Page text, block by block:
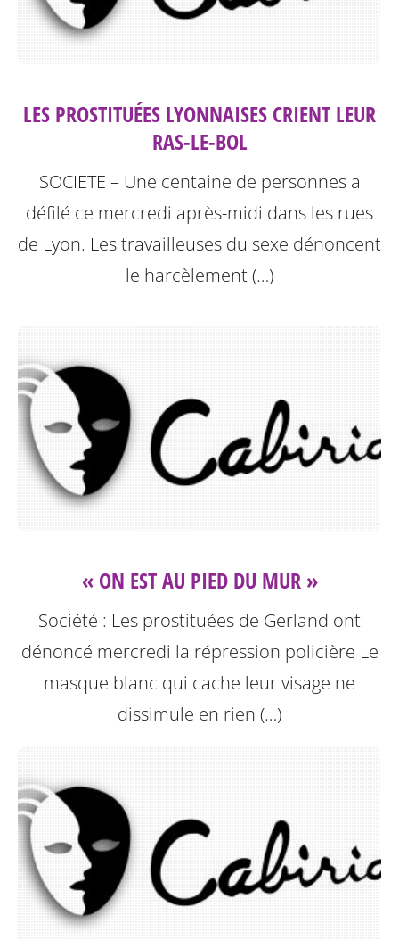
LES PROSTITUÉES LYONNAISES CRIENT LEUR
RAS-LE-BOL
SOCIETE – Une centaine de personnes a
défilé ce mercredi après-midi dans les rues
de Lyon. Les travailleuses du sexe dénoncent
le harcèlement (…)
« ON EST AU PIED DU MUR »
Société : Les prostituées de Gerland ont
dénoncé mercredi la répression policière Le
masque blanc qui cache leur visage ne
dissimule en rien (…)